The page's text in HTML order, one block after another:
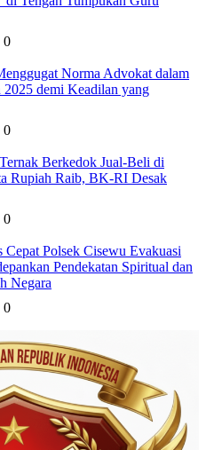
0
Norma Advokat dalam
demi Keadilan yang
0
Berkedok Jual-Beli di
Rupiah Raib, BK-RI Desak
0
Polsek Cisewu Evakuasi
Pendekatan Spiritual dan
Negara
0